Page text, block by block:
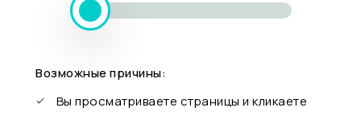
Возможные причины:
Вы просматриваете страницы и кликаете